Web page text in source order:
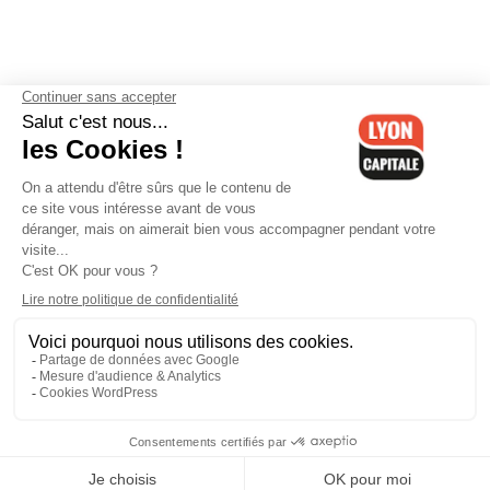
Contactez-nous-Mentions légales-CGV-Politique de
confidentialité-Gestion des cookies
Cedex 06